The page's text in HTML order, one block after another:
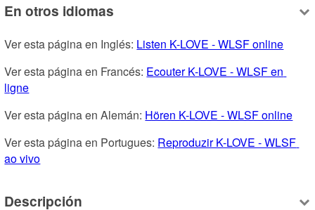
En otros idiomas
Ver esta página en Inglés: Listen K-LOVE - WLSF online
Ver esta página en Francés: Ecouter K-LOVE - WLSF en
ligne
Ver esta página en Alemán: Hören K-LOVE - WLSF online
Ver esta página en Portugues: Reproduzir K-LOVE - WLSF
ao vivo
Descripción